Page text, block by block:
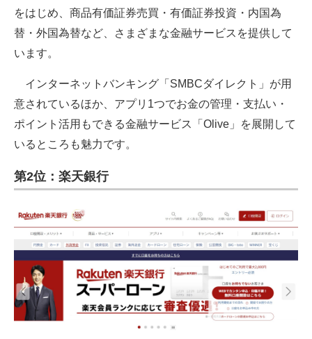
をはじめ、商品有価証券売買・有価証券投資・内国為
替・外国為替など、さまざまな金融サービスを提供して
います。
インターネットバンキング「SMBCダイレクト」が用
意されているほか、アプリ1つでお金の管理・支払い・
ポイント活用もできる金融サービス「Olive」を展開して
いるところも魅力です。
第2位：楽天銀行